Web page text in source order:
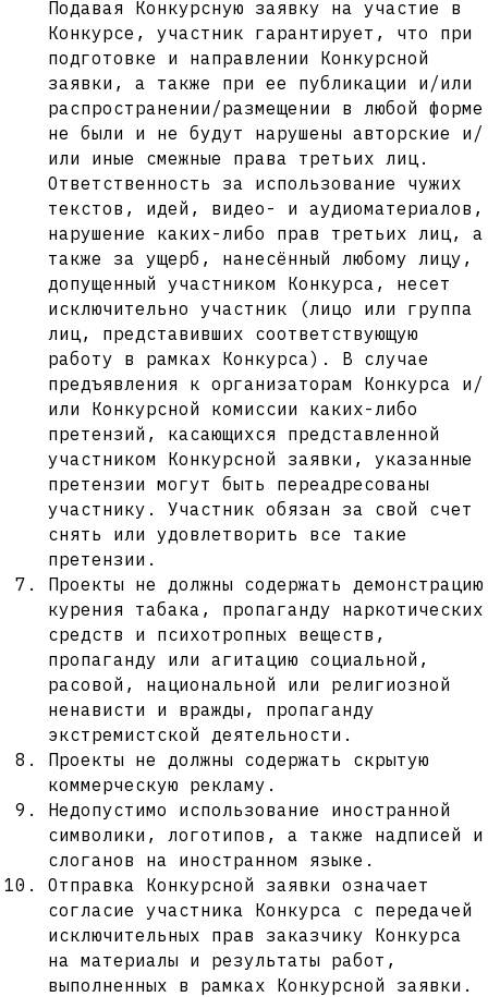
Подавая Конкурсную заявку на участие в
Конкурсе, участник гарантирует, что при
подготовке и направлении Конкурсной
заявки, а также при ее публикации и/или
распространении/размещении в любой форме
не были и не будут нарушены авторские и/
или иные смежные права третьих лиц.
Ответственность за использование чужих
текстов, идей, видео- и аудиоматериалов,
нарушение каких-либо прав третьих лиц, а
также за ущерб, нанесённый любому лицу,
допущенный участником Конкурса, несет
исключительно участник (лицо или группа
лиц, представивших соответствующую
работу в рамках Конкурса). В случае
предъявления к организаторам Конкурса и/
или Конкурсной комиссии каких-либо
претензий, касающихся представленной
участником Конкурсной заявки, указанные
претензии могут быть переадресованы
участнику. Участник обязан за свой счет
снять или удовлетворить все такие
претензии.
Проекты не должны содержать демонстрацию
курения табака, пропаганду наркотических
средств и психотропных веществ,
пропаганду или агитацию социальной,
расовой, национальной или религиозной
ненависти и вражды, пропаганду
экстремистской деятельности.
Проекты не должны содержать скрытую
коммерческую рекламу.
Недопустимо использование иностранной
символики, логотипов, а также надписей и
слоганов на иностранном языке.
Отправка Конкурсной заявки означает
согласие участника Конкурса с передачей
исключительных прав заказчику Конкурса
на материалы и результаты работ,
выполненных в рамках Конкурсной заявки.